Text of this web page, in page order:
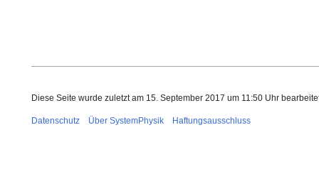
Diese Seite wurde zuletzt am 15. September 2017 um 11:50 Uhr
Datenschutz Über SystemPhysik Haftungsausschluss